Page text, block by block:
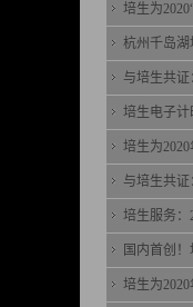
培生为
杭州千岛湖
与培生共
培生电子计
培生为
与培生共
培生服务：
国内首创
培生为